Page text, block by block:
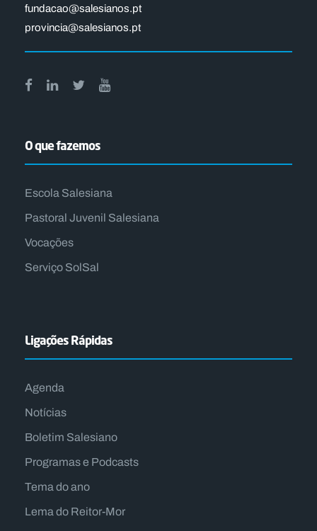
fundacao@salesianos.pt
provincia@salesianos.pt
O que fazemos
Escola Salesiana
Pastoral Juvenil Salesiana
Vocações
Serviço SolSal
Ligações Rápidas
Agenda
Notícias
Boletim Salesiano
Programas e Podcasts
Tema do ano
Lema do Reitor-Mor